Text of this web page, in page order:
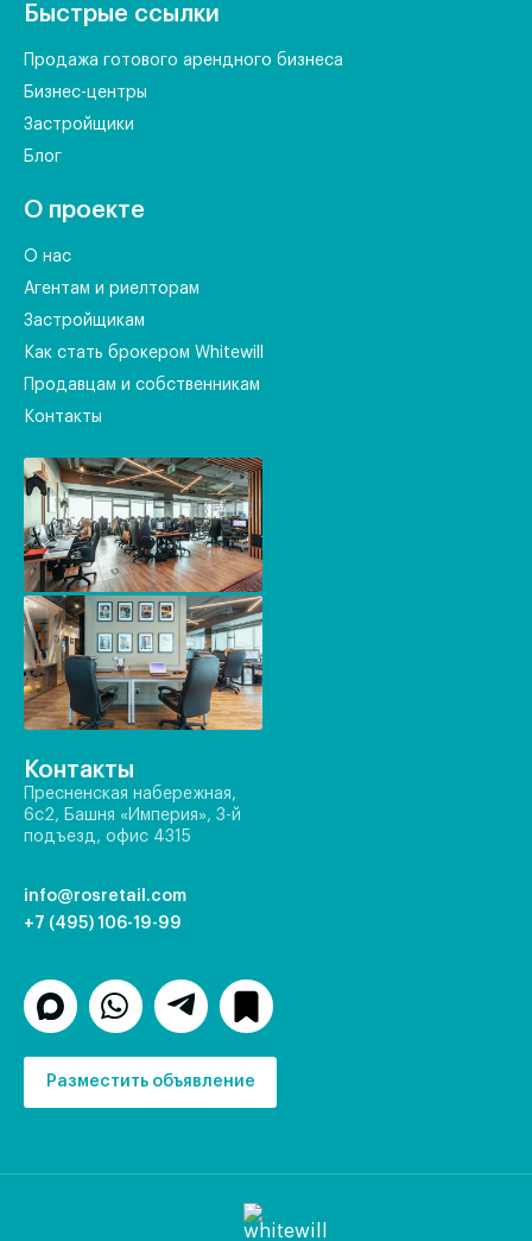
Быстрые ссылки
Продажа готового арендного бизнеса
Бизнес-центры
Застройщики
Блог
О проекте
О нас
Агентам и риелторам
Застройщикам
Как стать брокером Whitewill
Продавцам и собственникам
Контакты
Контакты
Пресненская набережная,
6с2, Башня «Империя», 3-й
подъезд, офис 4315
info@rosretail.com
+7 (495) 106-19-99
Разместить объявление